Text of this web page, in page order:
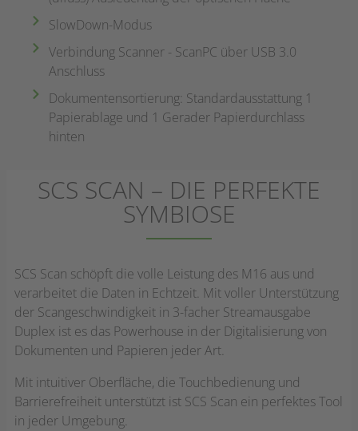
SlowDown-Modus
Verbindung Scanner - ScanPC über USB 3.0
Anschluss
Dokumentensortierung: Standardausstattung 1
Papierablage und 1 Gerader Papierdurchlass
hinten
SCS SCAN – DIE PERFEKTE
SYMBIOSE
SCS Scan schöpft die volle Leistung des M16 aus und
verarbeitet die Daten in Echtzeit. Mit voller Unterstützung
der Scangeschwindigkeit in 3-facher Streamausgabe
Duplex ist es das Powerhouse in der Digitalisierung von
Dokumenten und Papieren jeder Art.
Mit intuitiver Oberfläche, die Touchbedienung und
Barrierefreiheit unterstützt ist SCS Scan ein perfektes Tool
in jeder Umgebung.